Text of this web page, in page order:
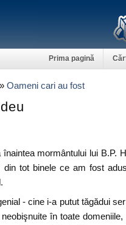
Prima pagină
» Oameni cari au fost
înaintea mormântului lui B.P.
tot binele ce am fost
- cine i-a putut tăgădui
în toate